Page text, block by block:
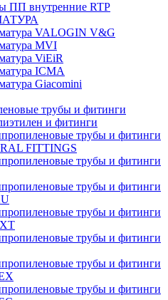
ПП внутренние RTP
VALOGIN V&G
MVI
ViEiR
ICMA
Giacomini
трубы и фитинги
и фитинги
трубы и фитинги
FITTINGS
трубы и фитинги
трубы и фитинги
трубы и фитинги
трубы и фитинги
трубы и фитинги
трубы и фитинги